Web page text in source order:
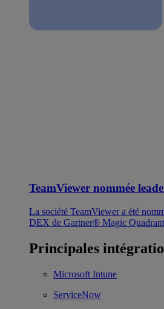
TeamViewer nommée
La société TeamViewer a été
DEX de Gartner® Magic
Principales
Microsoft Intune
ServiceNow